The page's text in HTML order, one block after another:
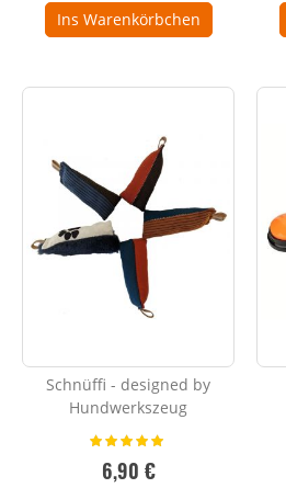
Ins Warenkörbchen
Schnüffi - designed by
Hundwerkszeug
Bewertung:
100%
6,90 €